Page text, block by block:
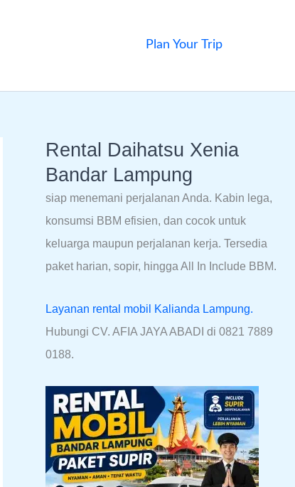
Plan Your Trip
Rental Daihatsu Xenia
Bandar Lampung
siap menemani perjalanan Anda. Kabin lega,
konsumsi BBM efisien, dan cocok untuk
keluarga maupun perjalanan kerja. Tersedia
paket harian, sopir, hingga All In Include BBM.
Layanan rental mobil Kalianda Lampung.
Hubungi CV. AFIA JAYA ABADI di 0821 7889
0188.